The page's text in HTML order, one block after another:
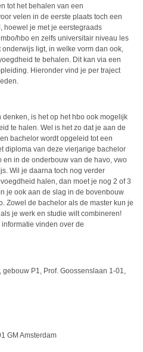
tot het behalen van een
velen in de eerste plaats toch een
hoewel je met je eerstegraads
hbo en zelfs universitair niveau les
ligt, in welke vorm dan ook,
te behalen. Dit kan via een
Hieronder vind je per traject
denken, is het op het hbo ook mogelijk
te halen. Wel is het zo dat je aan de
bachelor wordt opgeleid tot een
diploma van deze vierjarige bachelor
in de onderbouw van de havo, vwo
Wil je daarna toch nog verder
halen, dan moet je nog 2 of 3
je ook aan de slag in de bovenbouw
Zowel de bachelor als de master kun je
je werk en studie wilt combineren!
vinden over de
gebouw P1, Prof. Goossenslaan 1-01,
GM Amsterdam